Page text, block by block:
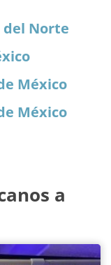
Norte
México
México
a